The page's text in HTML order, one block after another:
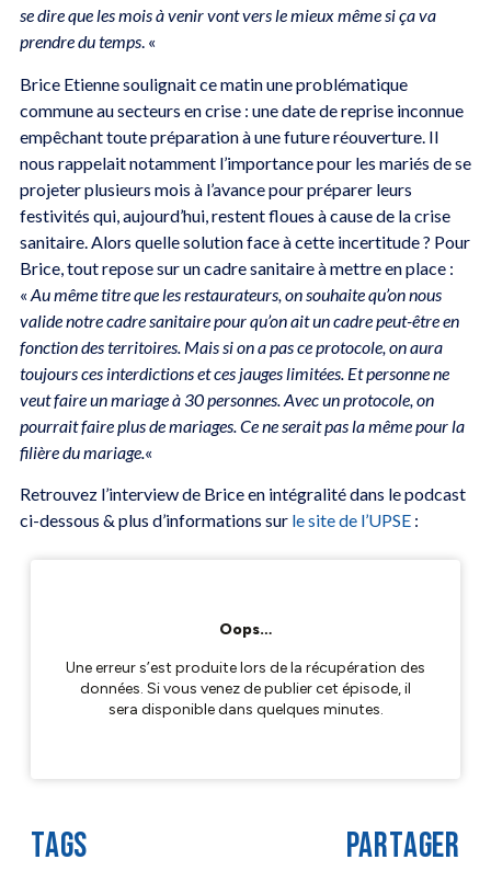
se dire que les mois à venir vont vers le mieux même si ça va
prendre du temps. «
Brice Etienne soulignait ce matin une problématique
commune au secteurs en crise : une date de reprise inconnue
empêchant toute préparation à une future réouverture. Il
nous rappelait notamment l’importance pour les mariés de se
projeter plusieurs mois à l’avance pour préparer leurs
festivités qui, aujourd’hui, restent floues à cause de la crise
sanitaire. Alors quelle solution face à cette incertitude ? Pour
Brice, tout repose sur un cadre sanitaire à mettre en place :
« Au même titre que les restaurateurs, on souhaite qu’on nous
valide notre cadre sanitaire pour qu’on ait un cadre peut-être en
fonction des territoires. Mais si on a pas ce protocole, on aura
toujours ces interdictions et ces jauges limitées. Et personne ne
veut faire un mariage à 30 personnes. Avec un protocole, on
pourrait faire plus de mariages. Ce ne serait pas la même pour la
filière du mariage. «
Retrouvez l’interview de Brice en intégralité dans le podcast
ci-dessous & plus d’informations surle site de l’UPSE:
TAGS PARTAGER